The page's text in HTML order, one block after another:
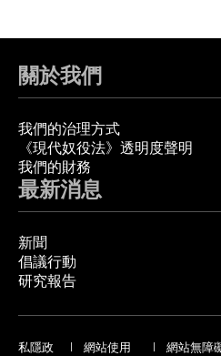
關於我們
我們的治理方式
《現代奴役法》透明度聲明
我們的財務
最新消息
新聞
倡議行動
研究報告
私隱政
網站使用
網站無障